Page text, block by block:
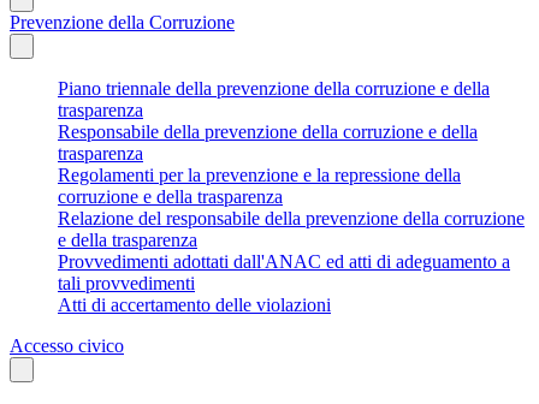
Prevenzione della Corruzione
Piano triennale della prevenzione della corruzione e della
trasparenza
Responsabile della prevenzione della corruzione e della
trasparenza
Regolamenti per la prevenzione e la repressione della
corruzione e della trasparenza
Relazione del responsabile della prevenzione della corruzione
e della trasparenza
Provvedimenti adottati dall'ANAC ed atti di adeguamento a
tali provvedimenti
Atti di accertamento delle violazioni
Accesso civico